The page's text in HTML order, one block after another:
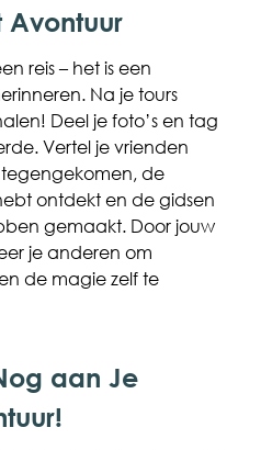
Avontuur
reis – het is een
Na je tours
Deel je foto’s en tag
Vertel je vrienden
de
ontdekt en de gidsen
gemaakt. Door jouw
je anderen om
de magie zelf te
aan Je